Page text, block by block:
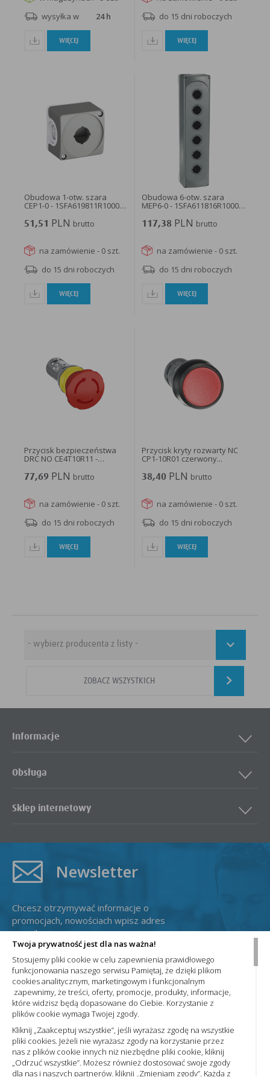
Twoja prywatność jest dla nas ważna!
Stosujemy pliki cookie w celu zapewnienia prawidłowego
funkcjonowania naszego serwisu Pamiętaj, że dzięki plikom
cookies analitycznym, marketingowym i funkcjonalnym
zapewnimy, że treści, oferty, promocje, produkty, informacje,
które widzisz będą dopasowane do Ciebie. Korzystanie z
plików cookie wymaga Twojej zgody.
Kliknij „Zaakceptuj wszystkie”, jeśli wyrażasz zgodę na wszystkie
pliki cookies. Jeżeli nie wyrażasz zgody na korzystanie przez
nas z plików cookie innych niż niezbędne pliki cookie, kliknij
„Odrzuć wszystkie”. Możesz również dostosować swoje zgody
dla nas i naszych partnerów, kliknij „Zmieniam zgody”. Każdą z
wysyłka w
24 h
WIĘCEJ
do 15 dni roboczych
WIĘCEJ
Obudowa 1-otw. szara
CEP1-0 - 1SFA619811R1000 -
51,51 PLN brutto
na zamówienie - 0 szt.
do 15 dni roboczych
WIĘCEJ
Obudowa 6-otw. szara
MEP6-0 - 1SFA611816R1000 -
117,38 PLN brutto
na zamówienie - 0 szt.
do 15 dni roboczych
WIĘCEJ
Przycisk bezpieczeństwa
DRC NO CE4T10R11 -
77,69PLN brutto
na zamówienie - 0 szt.
do 15 dni roboczych
WIĘCEJ
Przycisk kryty rozwarty NC
CP1-10R01 czerwony...
38,40 PLN brutto
na zamówienie - 0 szt.
do 15 dni roboczych
WIĘCEJ
ZOBACZ WSZYSTKICH
Informacje
Obsługa
Sklep internetowy
Newsletter
Chcesz otrzymywać informacje o
promocjach, nowościach wpisz adres
e-mail:
Administratorem Państwa danych osobowych jest Nowa Elektro Sp. z
o.o. Informacje dotyczące przetwarzania Państwa danych osobowych
oraz zasady, na jakich odbywa się ich przetwarzanie przez spółkę
Nowa Elektro Sp. z o.o. znajdą Państwo w naszejPolityce prywatności